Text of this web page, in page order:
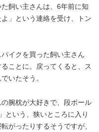
飼い主さんは、6年前に知
」という連絡を受け、トン
イクを買った飼い主さん
ことに。戻ってくると、ス
いたそう。
腕枕が大好きで、段ボール
という、狭いところに入り
がったりするそうですが、